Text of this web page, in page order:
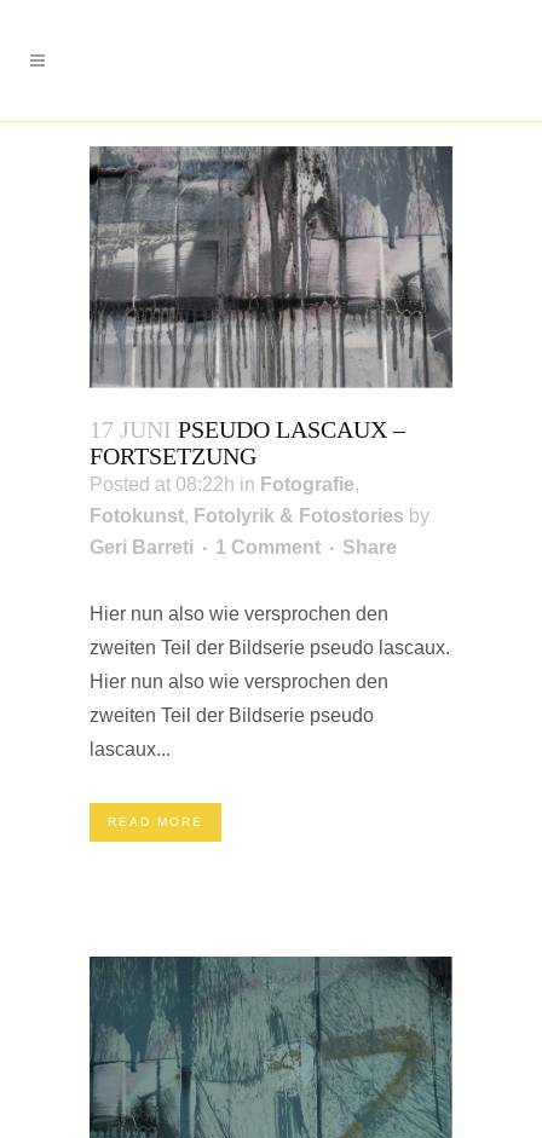
17 JUNI PSEUDO LASCAUX –
FORTSETZUNG
Posted at 08:22h in Fotografie,
Fotokunst, Fotolyrik & Fotostories by
Geri Barreti
1 Comment Share
Hier nun also wie versprochen den
zweiten Teil der Bildserie pseudo lascaux.
Hier nun also wie versprochen den
zweiten Teil der Bildserie pseudo
lascaux...
READ MORE